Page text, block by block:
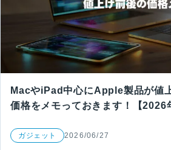
MacやiPad中心にApple製品が値
価格をメモっておきます！【2026
ガジェット 2026/06/27